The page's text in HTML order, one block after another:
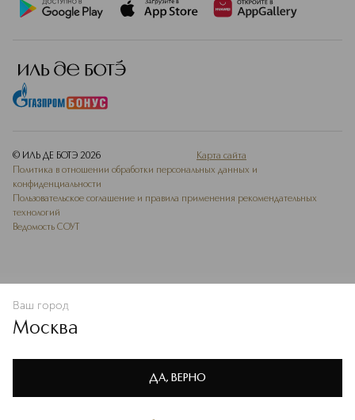
Политике конфиденциальности
В КОРЗИНУ
© ИЛЬ ДЕ БОТЭ 2026
Карта сайта
Политика в отношении обработки персональных данных и
конфиденциальности
Пользовательское соглашение и правила применения рекомендательных
технологий
Ведомость СОУТ
Ваш город
Москва
ДА, ВЕРНО